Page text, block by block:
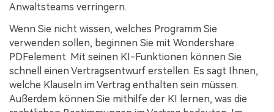
Anwaltsteams verringern.
Wenn Sie nicht wissen, welches Programm Sie
verwenden sollen, beginnen Sie mit Wondershare
PDFelement. Mit seinen KI-Funktionen können Sie
schnell einen Vertragsentwurf erstellen. Es sagt Ihnen,
welche Klauseln im Vertrag enthalten sein müssen.
Außerdem können Sie mithilfe der KI lernen, was die